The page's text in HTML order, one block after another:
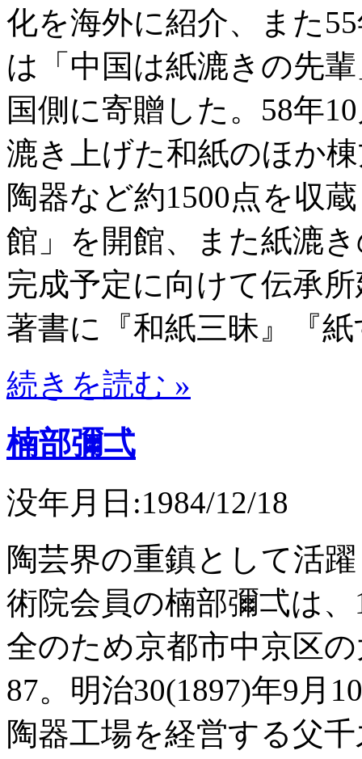
化を海外に紹介、また
は「中国は紙漉きの先
国側に寄贈した。58年
漉き上げた和紙のほか
陶器など約1500点を収
館」を開館、また紙漉
完成予定に向けて伝承
著書に『和紙三昧』『
続きを読む »
楠部彌弌
没年月日:1984/12/18
陶芸界の重鎮として活
術院会員の楠部彌弌は
全のため京都市中京区
87。明治30(1897)年9月
陶器工場を経営する父